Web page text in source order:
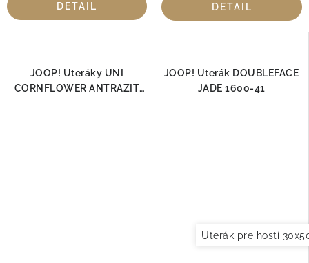
DETAIL DETAIL
JOOP! Uteráky UNI
CORNFLOWER ANTRAZIT
JOOP! Uterák DOUBLEFACE
JADE 1600-41
Uterák pre hostí